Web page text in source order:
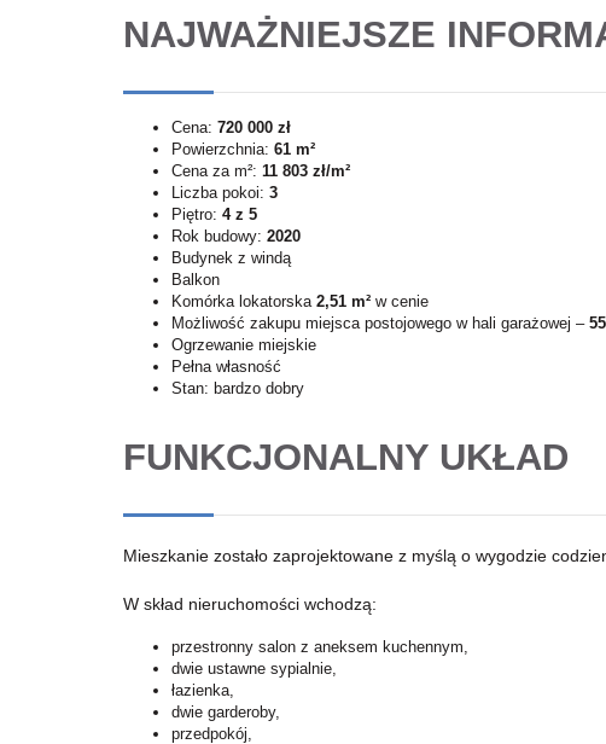
NAJWAŻNIEJSZE
Cena: 720 000 zł
Powierzchnia: 61 m²
Cena za m²: 11 803 zł/m²
Liczba pokoi: 3
Piętro: 4 z 5
Rok budowy: 2020
Budynek z windą
Balkon
Komórka lokatorska 2,51 m² w cenie
Możliwość zakupu miejsca postojowego w hali garażowej –
Ogrzewanie miejskie
Pełna własność
Stan: bardzo dobry
FUNKCJONALNY UKŁAD
Mieszkanie zostało zaprojektowane z myślą o wygodzie
W skład nieruchomości wchodzą:
przestronny salon z aneksem kuchennym,
dwie ustawne sypialnie,
łazienka,
dwie garderoby,
przedpokój,